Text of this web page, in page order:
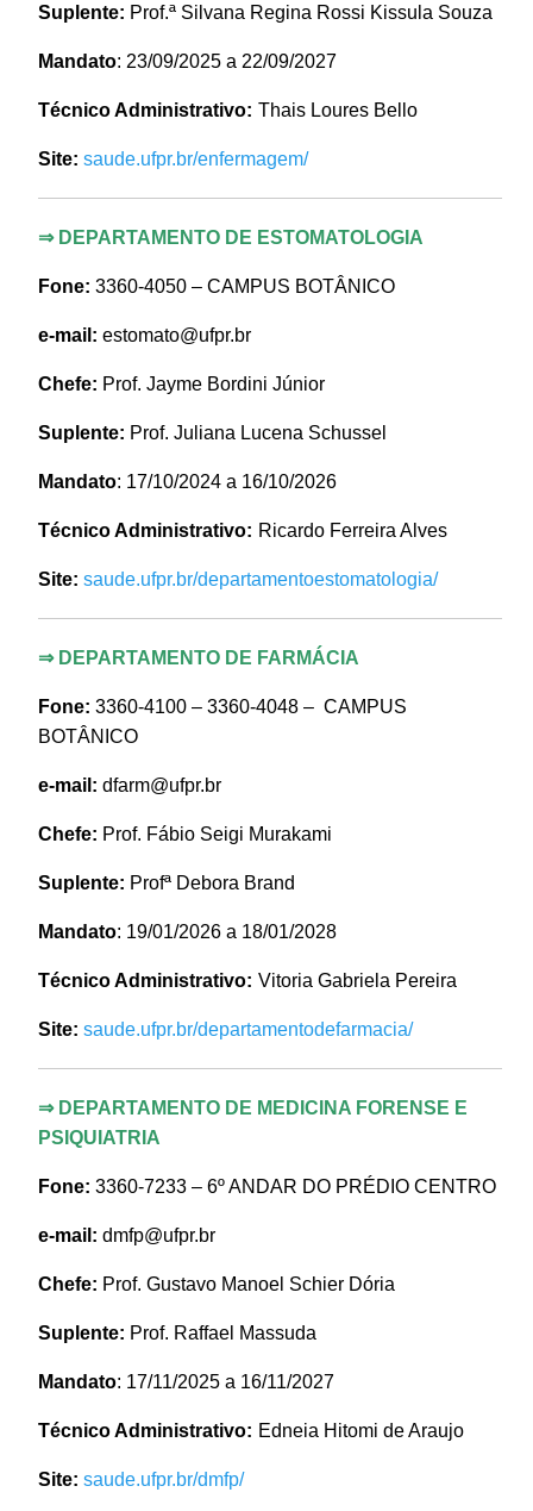
Suplente: Prof.ª Silvana Regina Rossi Kissula Souza
Mandato: 23/09/2025 a 22/09/2027
Técnico Administrativo:Thais Loures Bello
Site: saude.ufpr.br/enfermagem/
⇒ DEPARTAMENTO DE ESTOMATOLOGIA
Fone: 3360-4050 – CAMPUS BOTÂNICO
e-mail: estomato@ufpr.br
Chefe: Prof. Jayme Bordini Júnior
Suplente: Prof. Juliana Lucena Schussel
Mandato: 17/10/2024 a 16/10/2026
Técnico Administrativo: Ricardo Ferreira Alves
Site: saude.ufpr.br/departamentoestomatologia/
⇒ DEPARTAMENTO DE FARMÁCIA
Fone: 3360-4100 – 3360-4048 – CAMPUS
BOTÂNICO
e-mail: dfarm@ufpr.br
Chefe: Prof. Fábio Seigi Murakami
Suplente: Profª Debora Brand
Mandato: 19/01/2026 a 18/01/2028
Técnico Administrativo: Vitoria Gabriela Pereira
Site: saude.ufpr.br/departamentodefarmacia/
⇒ DEPARTAMENTO DE MEDICINA FORENSE E
PSIQUIATRIA
Fone: 3360-7233 – 6º ANDAR DO PRÉDIO CENTRO
e-mail: dmfp@ufpr.br
Chefe: Prof. Gustavo Manoel Schier Dória
Suplente: Prof. Raffael Massuda
Mandato: 17/11/2025 a 16/11/2027
Técnico Administrativo: Edneia Hitomi de Araujo
Site: saude.ufpr.br/dmfp/